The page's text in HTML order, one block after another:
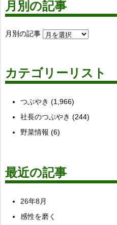
月別の記事
月別の記事
カテゴリーリスト
つぶやき (1,966)
社長のつぶやき (244)
野菜情報 (6)
最近の記事
26年8月
感性を磨く